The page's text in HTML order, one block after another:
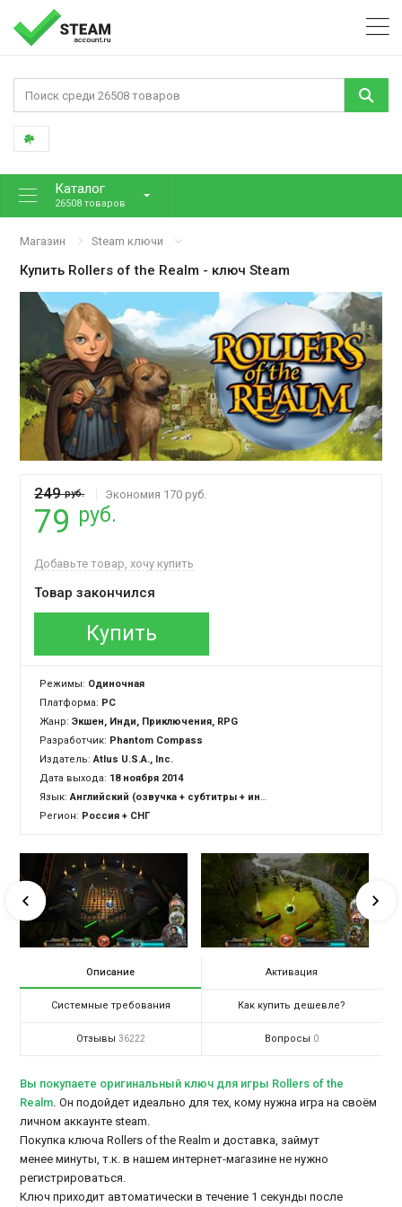
Каталог
26508 товаров
Магазин Steam ключи
Купить Rollers of the Realm - ключ Steam
249руб. Экономия 170 руб.
79 руб.
Добавьте товар, хочу купить
Товар закончился
Купить
Режимы: Одиночная
Платформа: PC
Жанр:Экшен, Инди, Приключения, RPG
Разработчик: Phantom Compass
Издатель:Atlus U.S.A., Inc.
Дата выхода: 18 ноября 2014
Язык:Английский (озвучка + субтитры + интерфейс)
Регион: Россия + СНГ
Описание Активация
Системные требования Как купить дешевле?
Отзывы 36222 Вопросы 0
Вы покупаете оригинальный ключ для игры Rollers of the
Realm. Он подойдет идеально для тех, кому нужна игра на своём
личном аккаунте steam.
Покупка ключа Rollers of the Realm и доставка, займут
менее минуты, т.к. в нашем интернет-магазине не нужно
регистрироваться.
Ключ приходит автоматически в течение 1 секунды после